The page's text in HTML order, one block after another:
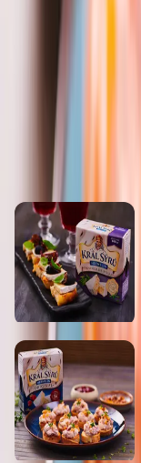
Další recepty